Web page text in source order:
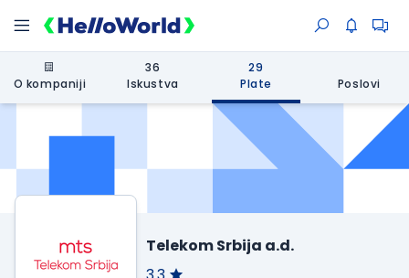
O kompaniji
36
Iskustva
29
Plate
Poslovi
Telekom Srbija a.d.